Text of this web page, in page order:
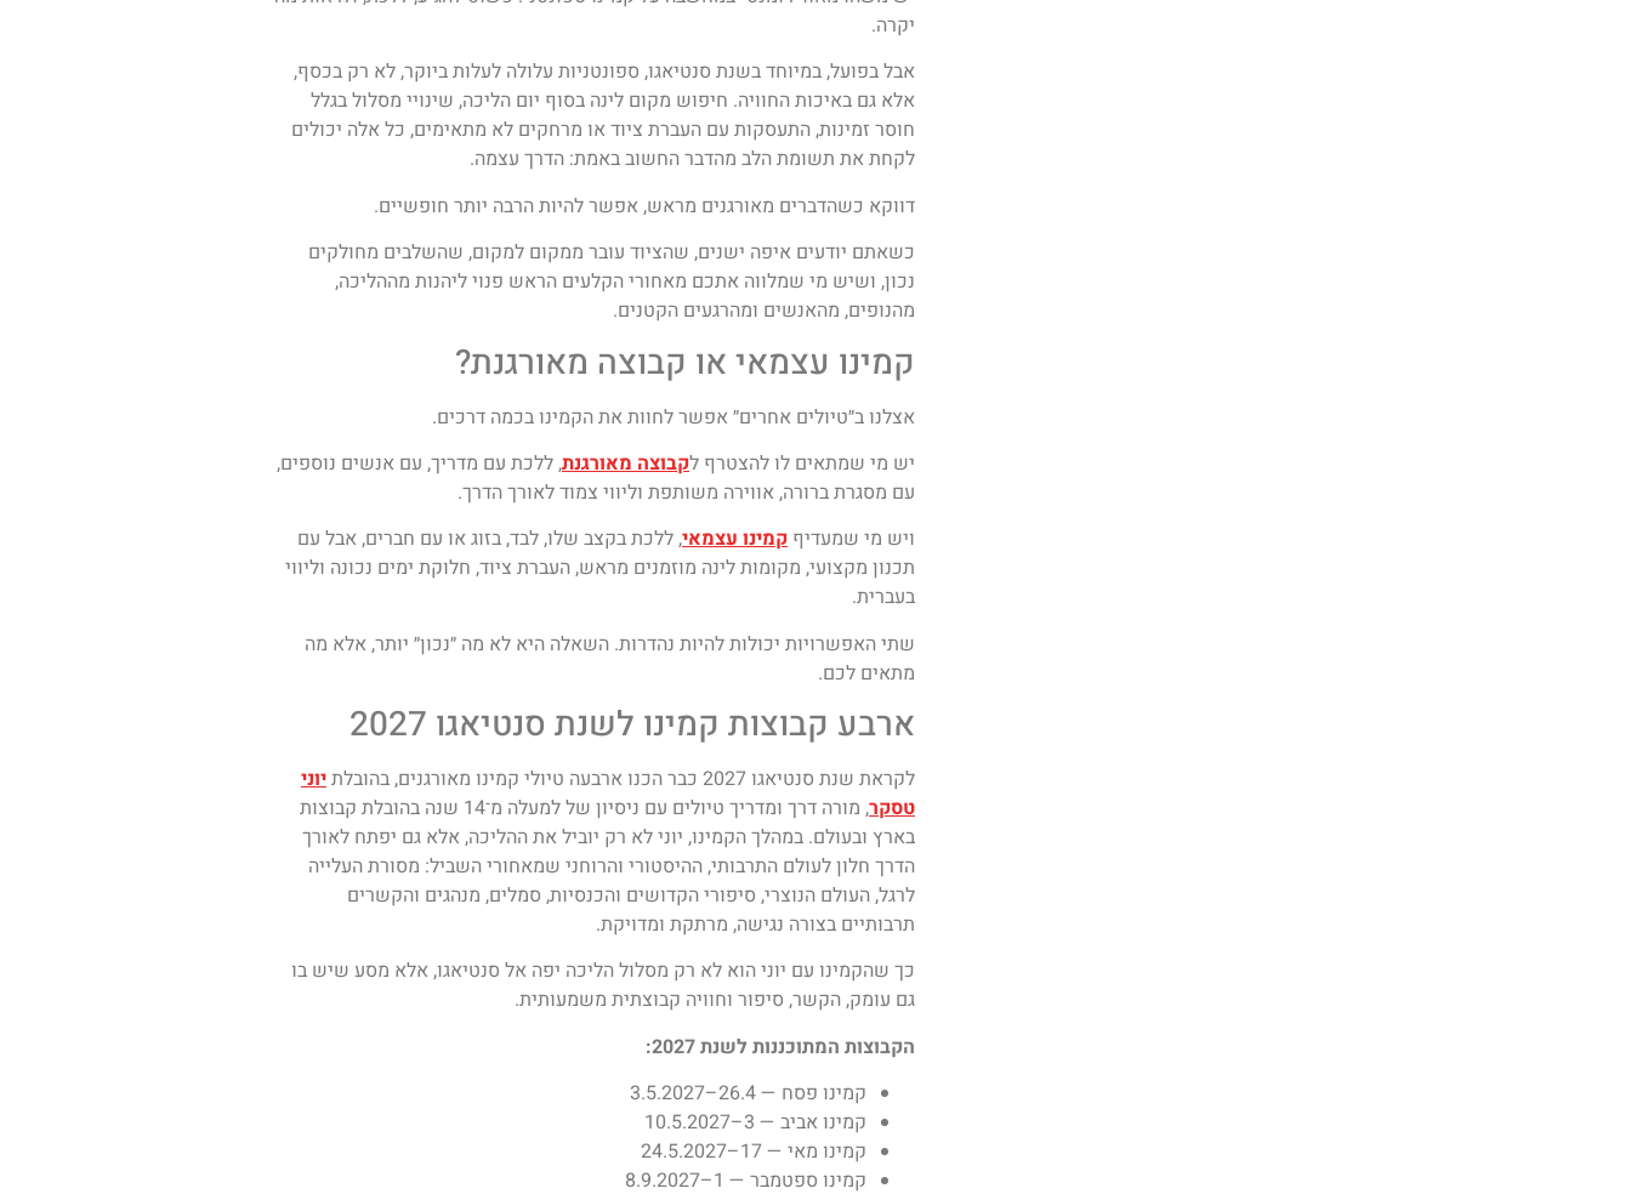
יקרה.
אבל בפועל, במיוחד בשנת סנטיאגו, ספונטניות עלולה לעלות ביוקר, לא רק בכסף,
אלא גם באיכות החוויה. חיפוש מקום לינה בסוף יום הליכה, שינויי מסלול בגלל
חוסר זמינות, התעסקות עם העברת ציוד או מרחקים לא מתאימים, כל אלה יכולים
לקחת את תשומת הלב מהדבר החשוב באמת: הדרך עצמה.
דווקא כשהדברים מאורגנים מראש, אפשר להיות הרבה יותר חופשיים.
כשאתם יודעים איפה ישנים, שהציוד עובר ממקום למקום, שהשלבים מחולקים
נכון, ושיש מי שמלווה אתכם מאחורי הקלעים הראש פנוי ליהנות מההליכה,
מהנופים, מהאנשים ומהרגעים הקטנים.
קמינו עצמאי או קבוצה מאורגנת?
אצלנו ב״טיולים אחרים״ אפשר לחוות את הקמינו בכמה דרכים.
יש מי שמתאים לו להצטרף לקבוצה מאורגנת, ללכת עם מדריך, עם אנשים נוספים,
עם מסגרת ברורה, אווירה משותפת וליווי צמוד לאורך הדרך.
ויש מי שמעדיף קמינו עצמאי, ללכת בקצב שלו, לבד, בזוג או עם חברים, אבל עם
תכנון מקצועי, מקומות לינה מוזמנים מראש, העברת ציוד, חלוקת ימים נכונה וליווי
בעברית.
שתי האפשרויות יכולות להיות נהדרות. השאלה היא לא מה ״נכון״ יותר, אלא מה
מתאים לכם.
ארבע קבוצות קמינו לשנת סנטיאגו 2027
לקראת שנת סנטיאגו 2027 כבר הכנו ארבעה טיולי קמינו מאורגנים, בהובלת
יוני
טסקר
, מורה דרך ומדריך טיולים עם ניסיון של למעלה מ־14 שנה בהובלת קבוצות
בארץ ובעולם. במהלך הקמינו, יוני לא רק יוביל את ההליכה, אלא גם יפתח לאורך
הדרך חלון לעולם התרבותי, ההיסטורי והרוחני שמאחורי השביל: מסורת העלייה
לרגל, העולם הנוצרי, סיפורי הקדושים והכנסיות, סמלים, מנהגים והקשרים
תרבותיים בצורה נגישה, מרתקת ומדויקת.
כך שהקמינו עם יוני הוא לא רק מסלול הליכה יפה אל סנטיאגו, אלא מסע שיש בו
גם עומק, הקשר, סיפור וחוויה קבוצתית משמעותית.
הקבוצות המתוכננות לשנת 2027:
קמינו פסח — 26.4–3.5.2027
קמינו אביב — 3–10.5.2027
קמינו מאי — 17–24.5.2027
קמינו ספטמבר — 1–8.9.2027